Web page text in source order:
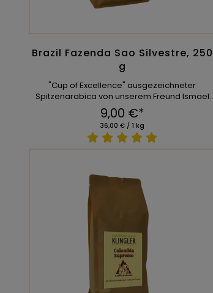
Brazil Fazenda Sao Silvestre, 250
g
"Cup of Excellence" ausgezeichneter
Spitzenarabica von unserem Freund Ismael
Andrade. Vollmundig i ...
9,00 €*
36,00 € / 1 kg